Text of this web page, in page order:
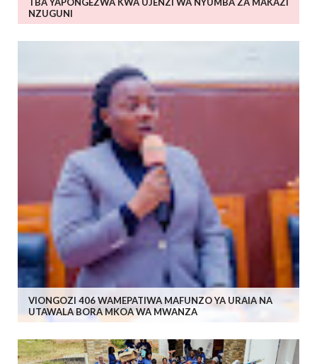
TBA YAPONGEZWA KWA UJENZI WA NYUMBA ZA MAKAZI
NZUGUNI
VIONGOZI 406 WAMEPATIWA MAFUNZO YA URAIA NA
UTAWALA BORA MKOA WA MWANZA